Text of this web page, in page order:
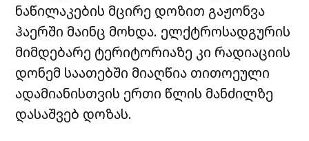
ნაწილაკების მცირე დოზით გაჟონვა
ჰაერში მაინც მოხდა. ელქტროსადგურის
მიმდებარე ტერიტორიაზე კი რადიაციის
დონემ საათებში მიაღწია თითოეული
ადამიანისთვის ერთი წლის მანძილზე
დასაშვებ დოზას.